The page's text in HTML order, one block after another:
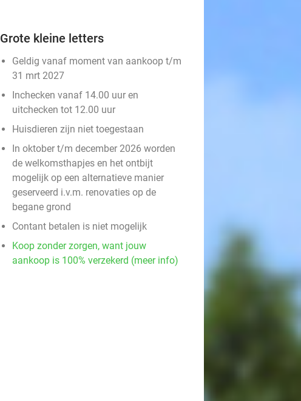
Grote kleine letters
Geldig vanaf moment van aankoop t/m
31 mrt 2027
Inchecken vanaf 14.00 uur en
uitchecken tot 12.00 uur
Huisdieren zijn niet toegestaan
In oktober t/m december 2026 worden
de welkomsthapjes en het ontbijt
mogelijk op een alternatieve manier
geserveerd i.v.m. renovaties op de
begane grond
Contant betalen is niet mogelijk
Koop zonder zorgen, want jouw
aankoop is 100% verzekerd (meer info)